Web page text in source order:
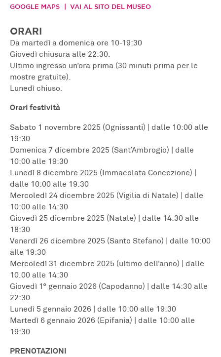
GOOGLE MAPS VAI AL SITO DEL MUSEO
ORARI
Da martedì a domenica ore 10-19:30
Giovedì chiusura alle 22:30.
Ultimo ingresso un’ora prima (30 minuti prima per le
mostre gratuite).
Lunedì chiuso.
Orari festività
Sabato 1 novembre 2025 (Ognissanti) | dalle 10:00 alle
19:30
Domenica 7 dicembre 2025 (Sant’Ambrogio) | dalle
10:00 alle 19:30
Lunedì 8 dicembre 2025 (Immacolata Concezione) |
dalle 10:00 alle 19:30
Mercoledì 24 dicembre 2025 (Vigilia di Natale) | dalle
10:00 alle 14:30
Giovedì 25 dicembre 2025 (Natale) | dalle 14:30 alle
18:30
Venerdì 26 dicembre 2025 (Santo Stefano) | dalle 10:00
alle 19:30
Mercoledì 31 dicembre 2025 (ultimo dell’anno) | dalle
10.00 alle 14:30
Giovedì 1° gennaio 2026 (Capodanno) | dalle 14:30 alle
22:30
Lunedì 5 gennaio 2026 | dalle 10:00 alle 19:30
Martedì 6 gennaio 2026 (Epifania) | dalle 10:00 alle
19:30
PRENOTAZIONI